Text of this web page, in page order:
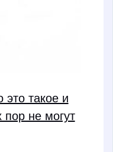
это такое и
пор не могут